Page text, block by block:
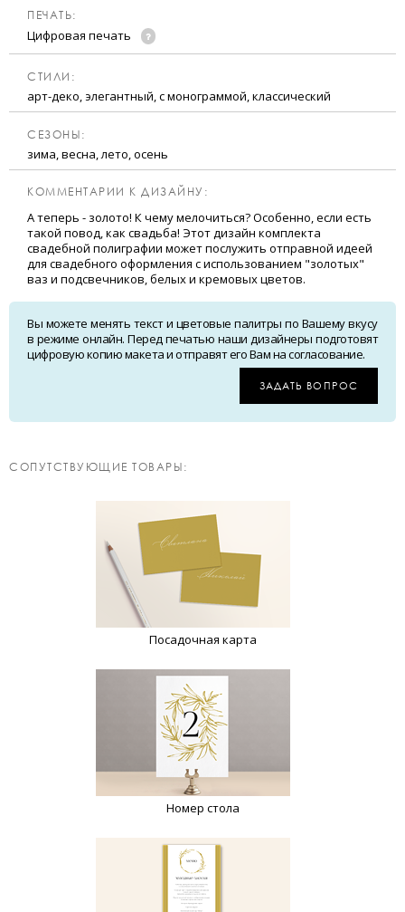
ПЕЧАТЬ:
Цифровая печать
CТИЛИ:
арт-деко, элегантный, с монограммой, классический
CЕЗОНЫ:
зима, весна, лето, осень
КОММЕНТАРИИ К ДИЗАЙНУ:
А теперь - золото! К чему мелочиться? Особенно, если есть
такой повод, как свадьба! Этот дизайн комплекта
свадебной полиграфии может послужить отправной идеей
для свадебного оформления с использованием "золотых"
ваз и подсвечников, белых и кремовых цветов.
Вы можете менять текст и цветовые палитры по Вашему вкусу
в режиме онлайн. Перед печатью наши дизайнеры подготовят
цифровую копию макета и отправят его Вам на согласование.
ЗАДАТЬ ВОПРОС
CОПУТСТВУЮЩИЕ ТОВАРЫ:
Посадочная карта
Номер стола